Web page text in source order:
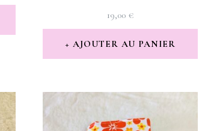
19,00 €
AJOUTER AU PANIER